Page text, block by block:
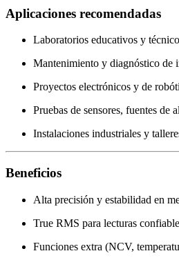
Aplicaciones recomendadas
Laboratorios educativos y
Mantenimiento y diagnóstico de
Proyectos electrónicos y de
Pruebas de sensores, fuentes de
Instalaciones industriales y
Beneficios
Alta precisión y estabilidad en
True RMS para lecturas
Funciones extra (NCV,